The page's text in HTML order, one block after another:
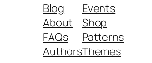
Blog
About
FAQs
Authors
Events
Shop
Patterns
Themes